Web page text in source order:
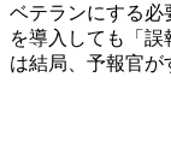
ベテランにする必
を導入しても「
は結局、予報官が